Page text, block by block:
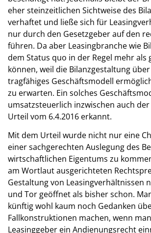
eher steinzeitlichen Sichtweise des
verhaftet und ließe sich für
nur durch den Gesetzgeber auf den
führen. Da aber Leasingbranche wie
dem Status quo in der Regel mehr als
können, weil die Bilanzgestaltung
tragfähiges Geschäftsmodell
zu erwarten. Ein solches
umsatzsteuerlich inzwischen auch der
Urteil vom 6.4.2016 erkannt.
Mit dem Urteil wurde nicht nur eine
einer sachgerechten Auslegung des
wirtschaftlichen Eigentums zu
am Wortlaut ausgerichteten
Gestaltung von Leasingverhältnissen
und Tor geöffnet als bisher schon.
künftig wohl kaum noch Gedanken
Fallkonstruktionen machen, wenn
Leasinggeber ein Andienungsrecht